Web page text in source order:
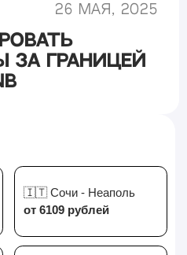
26 мая, 2025
за границей
🇮🇹 Сочи - Неаполь
от 6109 рублей